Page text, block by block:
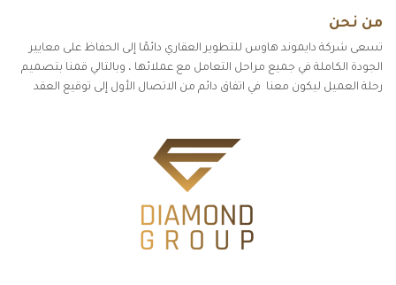
من نحن
تسعى شركة دايموند هاوس للتطوير العقاري دائمًا إلى الحفاظ على معايير
الجودة الكاملة في جميع مراحل التعامل مع عملائها ، وبالتالي قمنا بتصميم
رحلة العميل ليكون معنا في اتفاق دائم من الاتصال الأول إلى توقيع العقد